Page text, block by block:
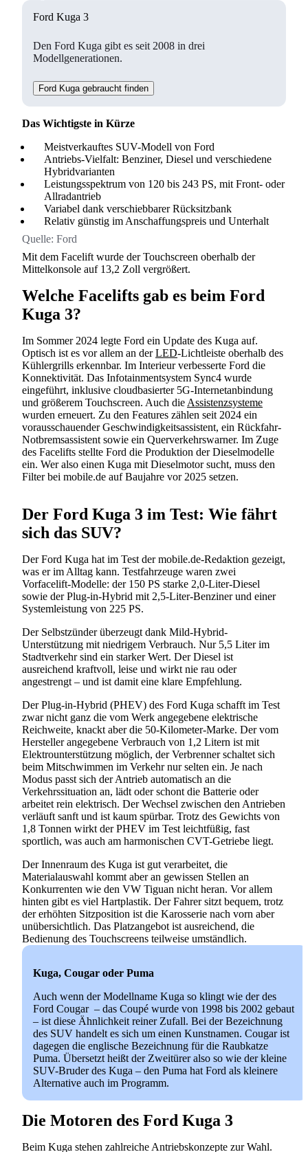
Ford Kuga 3
Den Ford Kuga gibt es seit 2008 in drei
Modellgenerationen.
Ford Kuga gebraucht finden
Das Wichtigste in Kürze
Meistverkauftes SUV-Modell von Ford
Antriebs-Vielfalt: Benziner, Diesel und verschiedene
Hybridvarianten
Leistungsspektrum von 120 bis 243 PS, mit Front- oder
Allradantrieb
Variabel dank verschiebbarer Rücksitzbank
Relativ günstig im Anschaffungspreis und Unterhalt
Quelle: Ford
Mit dem Facelift wurde der Touchscreen oberhalb der
Mittelkonsole auf 13,2 Zoll vergrößert.
Welche Facelifts gab es beim Ford
Kuga 3?
Im Sommer 2024 legte Ford ein Update des Kuga auf.
Optisch ist es vor allem an derLED-Lichtleiste oberhalb des
Kühlergrills erkennbar. Im Interieur verbesserte Ford die
Konnektivität. Das Infotainmentsystem Sync4 wurde
eingeführt, inklusive cloudbasierter 5G-Internetanbindung
und größerem Touchscreen. Auch die Assistenzsysteme
wurden erneuert. Zu den Features zählen seit 2024 ein
vorausschauender Geschwindigkeitsassistent, ein Rückfahr-
Notbremsassistent sowie ein Querverkehrswarner. Im Zuge
des Facelifts stellte Ford die Produktion der Dieselmodelle
ein. Wer also einen Kuga mit Dieselmotor sucht, muss den
Filter bei mobile.de auf Baujahre vor 2025 setzen.
Der Ford Kuga 3 im Test: Wie fährt
sich das SUV?
Der Ford Kuga hat im Test der mobile.de-Redaktion gezeigt,
was er im Alltag kann. Testfahrzeuge waren zwei
Vorfacelift-Modelle: der 150 PS starke 2,0-Liter-Diesel
sowie der Plug-in-Hybrid mit 2,5-Liter-Benziner und einer
Systemleistung von 225 PS.
Der Selbstzünder überzeugt dank Mild-Hybrid-
Unterstützung mit niedrigem Verbrauch. Nur 5,5 Liter im
Stadtverkehr sind ein starker Wert. Der Diesel ist
ausreichend kraftvoll, leise und wirkt nie rau oder
angestrengt – und ist damit eine klare Empfehlung.
Der Plug-in-Hybrid (PHEV) des Ford Kuga schafft im Test
zwar nicht ganz die vom Werk angegebene elektrische
Reichweite, knackt aber die 50-Kilometer-Marke. Der vom
Hersteller angegebene Verbrauch von 1,2 Litern ist mit
Elektrounterstützung möglich, der Verbrenner schaltet sich
beim Mitschwimmen im Verkehr nur selten ein. Je nach
Modus passt sich der Antrieb automatisch an die
Verkehrssituation an, lädt oder schont die Batterie oder
arbeitet rein elektrisch. Der Wechsel zwischen den Antrieben
verläuft sanft und ist kaum spürbar. Trotz des Gewichts von
1,8 Tonnen wirkt der PHEV im Test leichtfüßig, fast
sportlich, was auch am harmonischen CVT-Getriebe liegt.
Der Innenraum des Kuga ist gut verarbeitet, die
Materialauswahl kommt aber an gewissen Stellen an
Konkurrenten wie den VW Tiguan nicht heran. Vor allem
hinten gibt es viel Hartplastik. Der Fahrer sitzt bequem, trotz
der erhöhten Sitzposition ist die Karosserie nach vorn aber
unübersichtlich. Das Platzangebot ist ausreichend, die
Bedienung des Touchscreens teilweise umständlich.
Kuga, Cougar oder Puma
Auch wenn der Modellname Kuga so klingt wie der des
Ford Cougar – das Coupé wurde von 1998 bis 2002 gebaut
– ist diese Ähnlichkeit reiner Zufall. Bei der Bezeichnung
des SUV handelt es sich um einen Kunstnamen. Cougar ist
dagegen die englische Bezeichnung für die Raubkatze
Puma. Übersetzt heißt der Zweitürer also so wie der kleine
SUV-Bruder des Kuga – den Puma hat Ford als kleinere
Alternative auch im Programm.
Die Motoren des Ford Kuga 3
Beim Kuga stehen zahlreiche Antriebskonzepte zur Wahl.